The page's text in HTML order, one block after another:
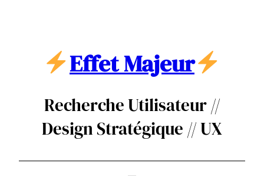
Effet Majeur
Recherche Utilisateur //
Design Stratégique // UX